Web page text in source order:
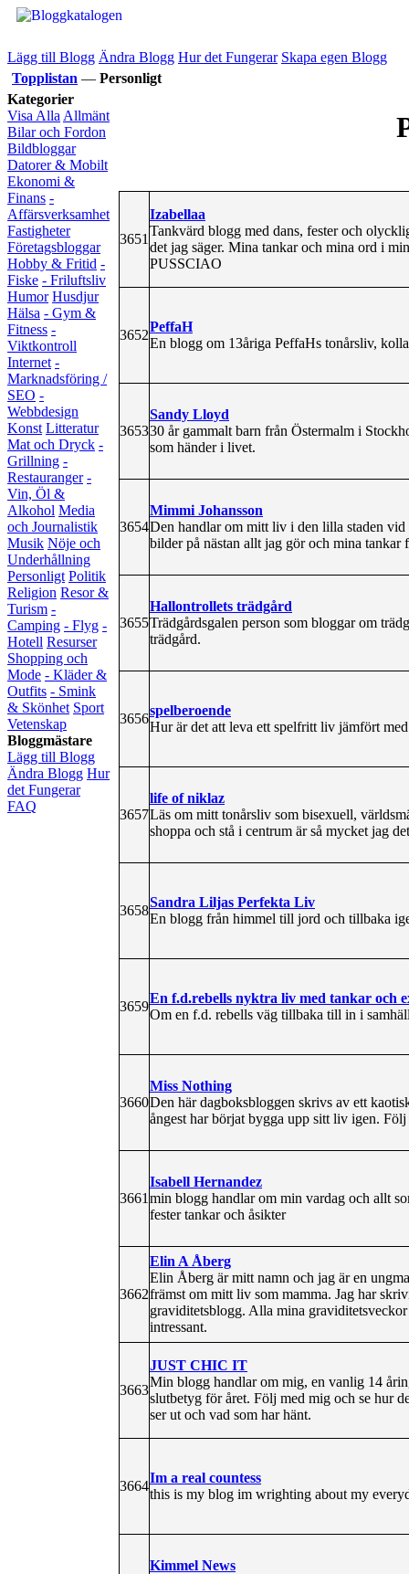
Lägg till Blogg Ändra Blogg Hur det Fungerar Skapa egen Blogg
Topplistan — Personligt
Kategorier
Visa Alla Allmänt
Bilar och Fordon
Bildbloggar
Datorer & Mobilt
Ekonomi &
Finans -
Affärsverksamhet
Fastigheter
Företagsbloggar
Hobby & Fritid -
Fiske - Friluftsliv
Humor Husdjur
Hälsa - Gym &
Fitness -
Viktkontroll
Internet -
Marknadsföring /
SEO -
Webbdesign
Konst Litteratur
Mat och Dryck -
Grillning -
Restauranger -
Vin, Öl &
Alkohol Media
och Journalistik
Musik Nöje och
Underhållning
Personligt Politik
Religion Resor &
Turism -
Camping - Flyg -
Hotell Resurser
Shopping och
Mode - Kläder &
Outfits - Smink
& Skönhet Sport
Vetenskap
Bloggmästare
Lägg till Blogg
Ändra Blogg Hur
det Fungerar
FAQ
3651
Izabellaa
Tankvärd blogg med dans, fester och
det jag säger. Mina tankar och mina ord i
PUSSCIAO
3652
PeffaH
En blogg om 13åriga PeffaHs tonårsliv,
3653
Sandy Lloyd
30 år gammalt barn från Östermalm i
som händer i livet.
3654
Mimmi Johansson
Den handlar om mitt liv i den lilla staden vid
bilder på nästan allt jag gör och mina tankar
3655
Hallontrollets trädgård
Trädgårdsgalen person som bloggar om
trädgård.
3656
spelberoende
Hur är det att leva ett spelfritt liv jämfört med
3657
life of niklaz
Läs om mitt tonårsliv som bisexuell,
shoppa och stå i centrum är så mycket jag
3658
Sandra Liljas Perfekta Liv
En blogg från himmel till jord och tillbaka
3659
En f.d.rebells nyktra liv med tankar och
Om en f.d. rebells väg tillbaka till in i
3660
Miss Nothing
Den här dagboksbloggen skrivs av ett
ångest har börjat bygga upp sitt liv igen.
3661
Isabell Hernandez
min blogg handlar om min vardag och allt
fester tankar och åsikter
3662
Elin A Åberg
Elin Åberg är mitt namn och jag är en
främst om mitt liv som mamma. Jag har
graviditetsblogg. Alla mina
intressant.
3663
JUST CHIC IT
Min blogg handlar om mig, en vanlig 14
slutbetyg för året. Följ med mig och se hur
ser ut och vad som har hänt.
3664
Im a real countess
this is my blog im wrighting about my
Kimmel News